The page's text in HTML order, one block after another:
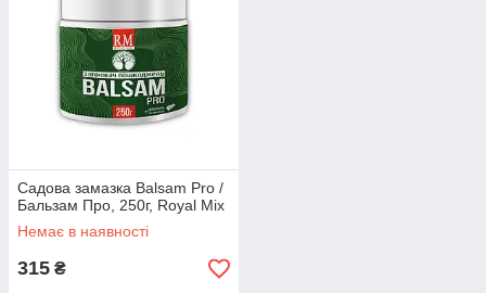
Садова замазка Balsam Pro /
Бальзам Про, 250г, Royal Mix
Немає в наявності
315 ₴